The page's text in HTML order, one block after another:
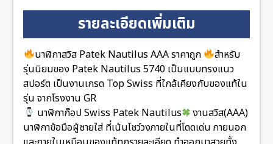
รายละเอียดเพิ่มเติม
นาฬิกาสวิส Patek Nautilus AAA ราคาถูก
สำหรับ
รุ่นนิยมของ Patek Nautilus 5740 เป็นแบบทรงแนว
สปอร์ต เป็นงานเกรด Top Swiss ที่ใกล้เคียงกับของแท้ใน
รุ่น จากโรงงาน GR
นาฬิกาก๊อป Swiss Patek Nautilus
งานสวิส(AAA)
นาฬิกาข้อมือผู้ชายใส่ ที่เน้นโชว์วงภายในที่โดดเด่น ภายนอก